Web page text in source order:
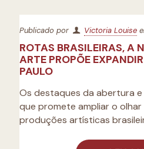
Publicado por Victoria Louise
ROTAS BRASILEIRAS, A
ARTE PROPÕE
PAULO
Os destaques da abertura
que promete ampliar o
produções artísticas